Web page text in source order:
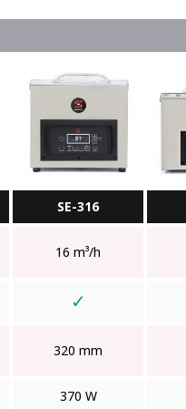
SE-316
16 m³/h
✓
320 mm
370 W